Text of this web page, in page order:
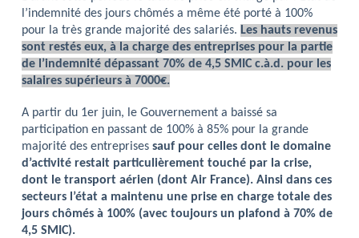
l’indemnité des jours chômés a même été porté à 100%
pour la très grande majorité des salariés. Les hauts revenus
sont restés eux, à la charge des entreprises pour la partie
de l’indemnité dépassant 70% de 4,5 SMIC c.à.d. pour les
salaires supérieurs à 7000€.
A partir du 1er juin, le Gouvernement a baissé sa
participation en passant de 100% à 85% pour la grande
majorité des entreprises sauf pour celles dont le domaine
d’activité restait particulièrement touché par la crise,
dont le transport aérien (dont Air France). Ainsi dans ces
secteurs l’état a maintenu une prise en charge totale des
jours chômés à 100% (avec toujours un plafond à 70% de
4,5 SMIC).